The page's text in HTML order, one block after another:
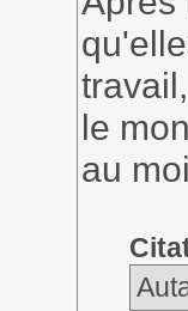
le
au